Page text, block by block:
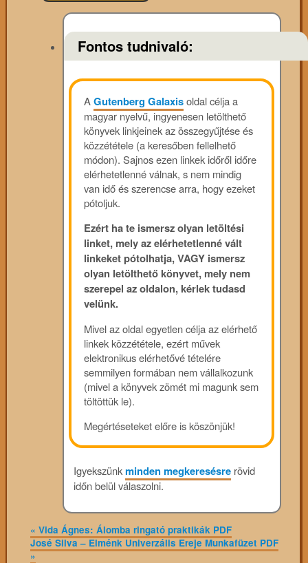
Fontos tudnivaló:
AGutenberg Galaxisoldal célja a
magyar nyelvű, ingyenesen letölthető
könyvek linkjeinek az összegyűjtése és
közzététele (a keresőben fellelhető
módon). Sajnos ezen linkek időről időre
elérhetetlenné válnak, s nem mindig
van idő és szerencse arra, hogy ezeket
pótoljuk.
Ezért ha te ismersz olyan letöltési
linket, mely az elérhetetlenné vált
linkeket pótolhatja, VAGY ismersz
olyan letölthető könyvet, mely nem
szerepel az oldalon, kérlek tudasd
velünk.
Mivel az oldal egyetlen célja az elérhető
linkek közzététele, ezért művek
elektronikus elérhetővé tételére
semmilyen formában nem vállalkozunk
(mivel a könyvek zömét mi magunk sem
töltöttük le).
Megértéseteket előre is köszönjük!
Igyekszünkminden megkeresésre rövid
időn belül válaszolni.
« Vida Ágnes: Álomba ringató praktikák PDF
José Silva – Elménk Univerzális Ereje Munkafüzet PDF
»